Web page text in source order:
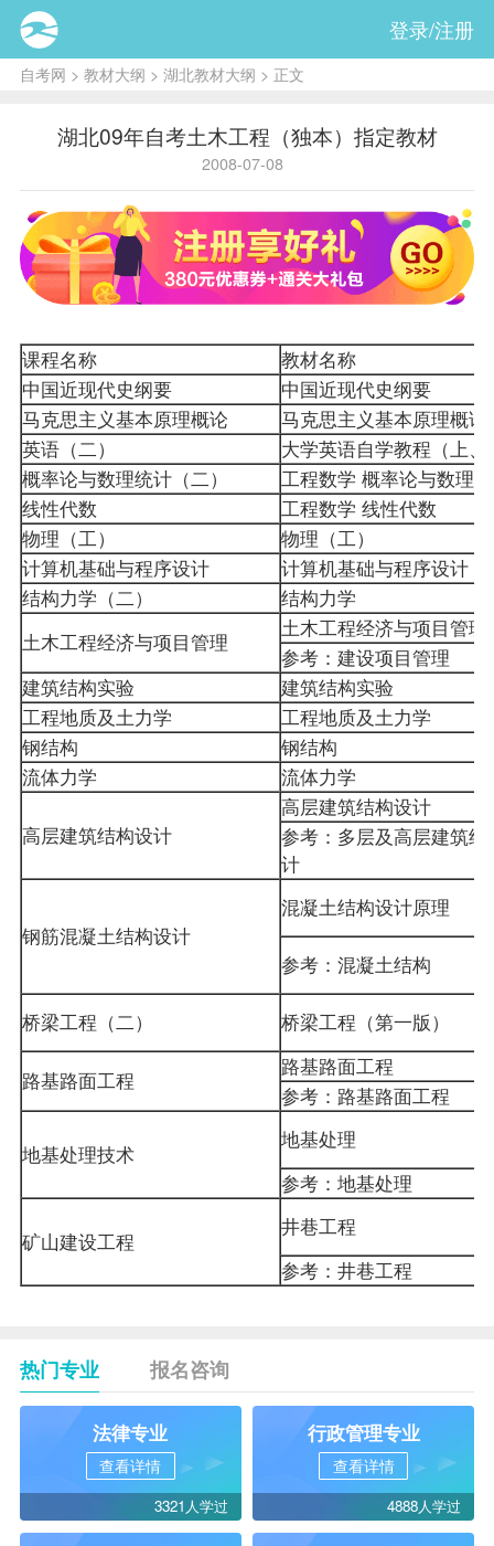
登录/注册
自考网 > 教材大纲 > 湖北教材大纲 > 正文
湖北09年自考土木工程（独本）指定教材
2008-07-08
课程名称 教材名称
中国近现代史纲要
中国近现代史纲要
马克思主义基本原理概论
马克思主义基本原理概论
英语（二）
大学英语自学教程（上、
概率论与数理统计（二）
工程数学 概率论与数理
线性代数
工程数学 线性代数
物理（工）
物理（工）
计算机基础与程序设计
计算机基础与程序设计
结构力学（二）
结构力学
土木工程经济与项目管理
土木工程经济与项目管理
参考：建设项目管理
建筑结构实验
建筑结构实验
工程地质及土力学
工程地质及土力学
钢结构
钢结构
流体力学
流体力学
高层建筑结构设计
高层建筑结构设计
参考：多层及高层建筑结
计
钢筋混凝土结构设计
混凝土结构设计原理
参考：混凝土结构
桥梁工程（二） 桥梁工程（第一版）
路基路面工程
路基路面工程
参考：路基路面工程
地基处理技术
地基处理
参考：地基处理
矿山建设工程
井巷工程
参考：井巷工程
热门专业 报名咨询
法律专业
查看详情
3321人学过
行政管理专业
查看详情
4888人学过